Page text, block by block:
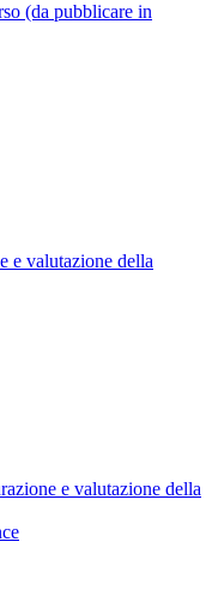
(da pubblicare in
e valutazione della
e valutazione della